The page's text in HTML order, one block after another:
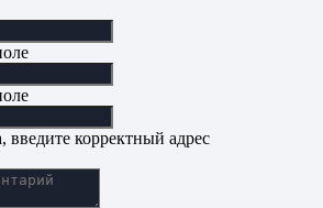
введите корректный адрес